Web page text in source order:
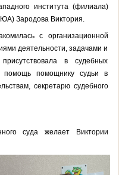
института (филиала)
Зародова Виктория.
с организационной
деятельности, задачами и
в судебных
помощь помощнику судьи в
секретарю судебного
суда желает Виктории